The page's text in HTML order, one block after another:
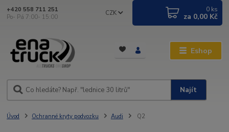
Eshop
CZK
Najít
+420 558 711 251
Po- Pá 7:00- 15:00
0 ks
za 0,00 Kč
Úvod Ochranné kryty podvozku Audi Q2